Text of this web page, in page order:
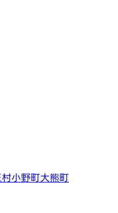
村小野町大熊町